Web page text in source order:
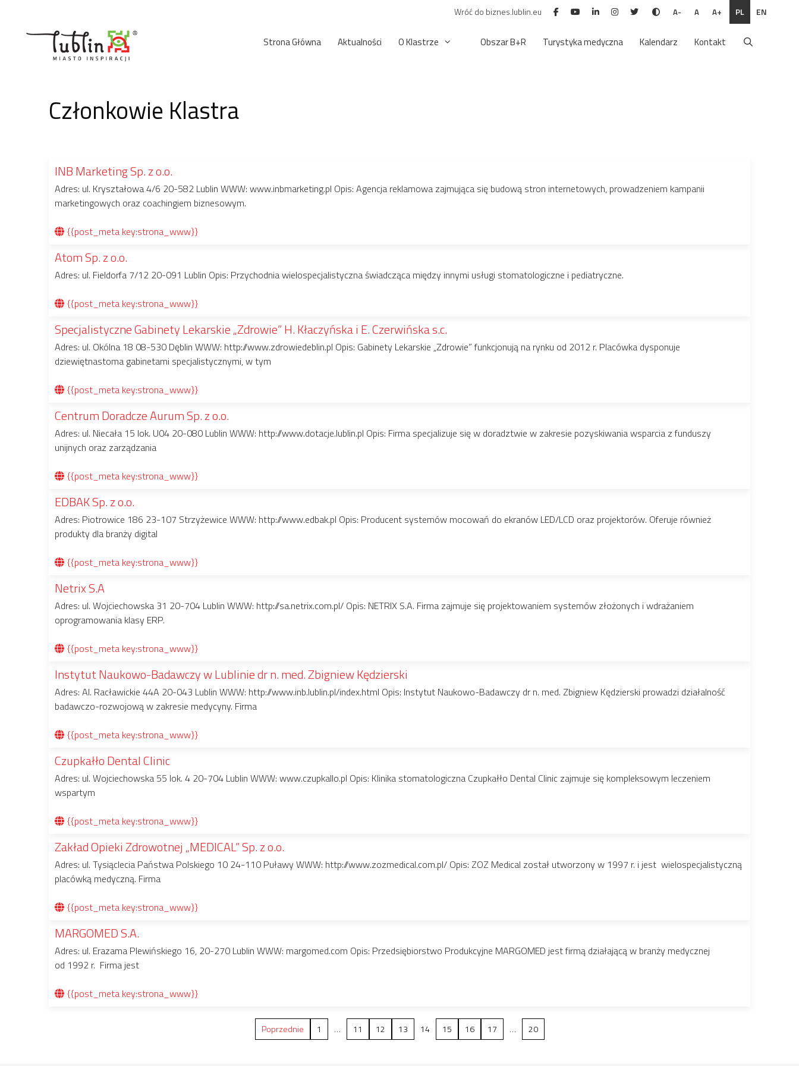
Wróć do biznes.lublin.eu A- A A+ PL EN
Strona Główna Aktualności O Klastrze Obszar B+R Turystyka medyczna Kalendarz Kontakt
Członkowie Klastra
INB Marketing Sp. z o.o.
Adres: ul. Kryształowa 4/6 20-582 Lublin WWW: www.inbmarketing.pl Opis: Agencja reklamowa zajmująca się budową stron internetowych, prowadzeniem kampanii
marketingowych oraz coachingiem biznesowym.
{{post_meta key:strona_www}}
Atom Sp. z o.o.
Adres: ul. Fieldorfa 7/12 20-091 Lublin Opis: Przychodnia wielospecjalistyczna świadcząca między innymi usługi stomatologiczne i pediatryczne.
{{post_meta key:strona_www}}
Specjalistyczne Gabinety Lekarskie „Zdrowie” H. Kłaczyńska i E. Czerwińska s.c.
Adres: ul. Okólna 18 08-530 Dęblin WWW: http://www.zdrowiedeblin.pl Opis: Gabinety Lekarskie „Zdrowie” funkcjonują na rynku od 2012 r. Placówka dysponuje
dziewiętnastoma gabinetami specjalistycznymi, w tym
{{post_meta key:strona_www}}
Centrum Doradcze Aurum Sp. z o.o.
Adres: ul. Niecała 15 lok. U04 20-080 Lublin WWW: http://www.dotacje.lublin.pl Opis: Firma specjalizuje się w doradztwie w zakresie pozyskiwania wsparcia z funduszy
unijnych oraz zarządzania
{{post_meta key:strona_www}}
EDBAK Sp. z o.o.
Adres: Piotrowice 186 23-107 Strzyżewice WWW: http://www.edbak.pl Opis: Producent systemów mocowań do ekranów LED/LCD oraz projektorów. Oferuje również
produkty dla branży digital
{{post_meta key:strona_www}}
Netrix S.A
Adres: ul. Wojciechowska 31 20-704 Lublin WWW: http://sa.netrix.com.pl/ Opis: NETRIX S.A. Firma zajmuje się projektowaniem systemów złożonych i wdrażaniem
oprogramowania klasy ERP.
{{post_meta key:strona_www}}
Instytut Naukowo-Badawczy w Lublinie dr n. med. Zbigniew Kędzierski
Adres: Al. Racławickie 44A 20-043 Lublin WWW: http://www.inb.lublin.pl/index.html Opis: Instytut Naukowo-Badawczy dr n. med. Zbigniew Kędzierski prowadzi działalność
badawczo-rozwojową w zakresie medycyny. Firma
{{post_meta key:strona_www}}
Czupkałło Dental Clinic
Adres: ul. Wojciechowska 55 lok. 4 20-704 Lublin WWW: www.czupkallo.pl Opis: Klinika stomatologiczna Czupkałło Dental Clinic zajmuje się kompleksowym leczeniem
wspartym
{{post_meta key:strona_www}}
Zakład Opieki Zdrowotnej „MEDICAL” Sp. z o.o.
Adres: ul. Tysiąclecia Państwa Polskiego 10 24-110 Puławy WWW: http://www.zozmedical.com.pl/ Opis: ZOZ Medical został utworzony w 1997 r. i jest wielospecjalistyczną
placówką medyczną. Firma
{{post_meta key:strona_www}}
MARGOMED S.A.
Adres: ul. Erazama Plewińskiego 16, 20-270 Lublin WWW: margomed.com Opis: Przedsiębiorstwo Produkcyjne MARGOMED jest firmą działającą w branży medycznej
od 1992 r. Firma jest
{{post_meta key:strona_www}}
Poprzednie 1 … 11 12 13 14 15 16 17 … 20